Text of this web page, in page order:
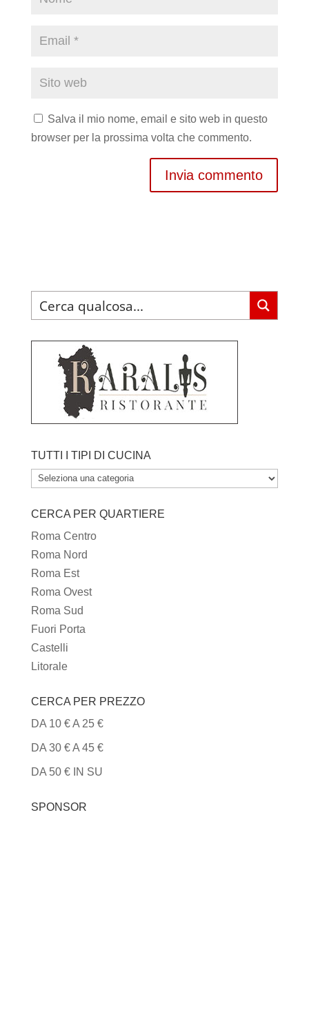
Salva il mio nome, email e sito web in questo
browser per la prossima volta che commento.
TUTTI I TIPI DI CUCINA
TUTTI
TIPI
DI
CUCINA
CERCA PER QUARTIERE
Roma Centro
Roma Nord
Roma Est
Roma Ovest
Roma Sud
Fuori Porta
Castelli
Litorale
CERCA PER PREZZO
DA 10 € A 25 €
DA 30 € A 45 €
DA 50 € IN SU
SPONSOR